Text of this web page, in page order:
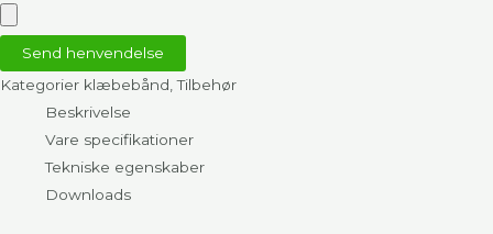
Send henvendelse
Kategorier klæbebånd,Tilbehør
Beskrivelse
Vare specifikationer
Tekniske egenskaber
Downloads